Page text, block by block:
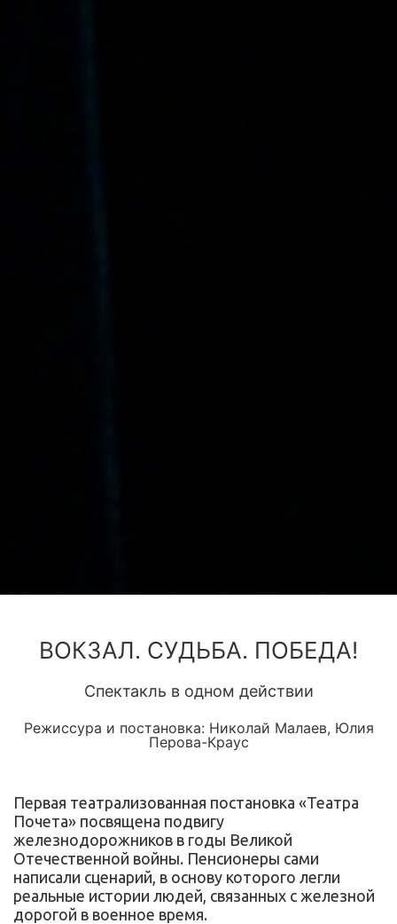
ВОКЗАЛ. СУДЬБА. ПОБЕДА!
Спектакль в одном действии
Режиссура и постановка: Николай Малаев, Юлия
Перова-Краус
Первая театрализованная постановка «Театра
Почета» посвящена подвигу
железнодорожников в годы Великой
Отечественной войны. Пенсионеры сами
написали сценарий, в основу которого легли
реальные истории людей, связанных с железной
дорогой в военное время.